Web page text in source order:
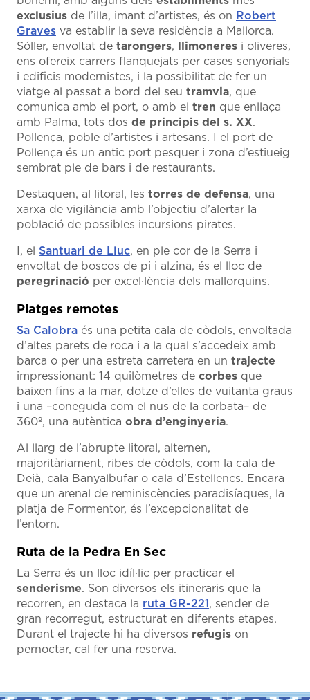
exclusius de l’illa, imant d’artistes, és on Robert
Graves va establir la seva residència a Mallorca.
Sóller, envoltat de tarongers, llimoneres i oliveres,
ens ofereix carrers flanquejats per cases senyorials
i edificis modernistes, i la possibilitat de fer un
viatge al passat a bord del seu tramvia, que
comunica amb el port, o amb el tren que enllaça
amb Palma, tots dos de principis del s. XX.
Pollença, poble d’artistes i artesans. I el port de
Pollença és un antic port pesquer i zona d’estiueig
sembrat ple de bars i de restaurants.
Destaquen, al litoral, les torres de defensa, una
xarxa de vigilància amb l’objectiu d’alertar la
població de possibles incursions pirates.
I, el Santuari de Lluc, en ple cor de la Serra i
envoltat de boscos de pi i alzina, és el lloc de
peregrinació per excel·lència dels mallorquins.
Platges remotes
Sa Calobra és una petita cala de còdols, envoltada
d’altes parets de roca i a la qual s’accedeix amb
barca o per una estreta carretera en un trajecte
impressionant: 14 quilòmetres de corbes que
baixen fins a la mar, dotze d’elles de vuitanta graus
i una –coneguda com el nus de la corbata– de
360º, una autèntica obra d’enginyeria.
Al llarg de l’abrupte litoral, alternen,
majoritàriament, ribes de còdols, com la cala de
Deià, cala Banyalbufar o cala d’Estellencs. Encara
que un arenal de reminiscències paradisíaques, la
platja de Formentor, és l’excepcionalitat de
l’entorn.
Ruta de la Pedra En Sec
La Serra és un lloc idíl·lic per practicar el
senderisme. Son diversos els itineraris que la
recorren, en destaca la ruta GR-221 , sender de
gran recorregut, estructurat en diferents etapes.
Durant el trajecte hi ha diversos refugis on
pernoctar, cal fer una reserva.